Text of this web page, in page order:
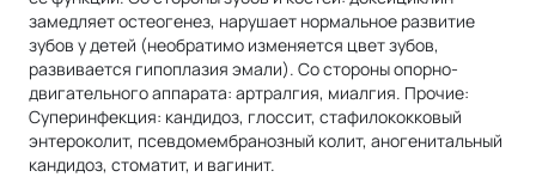
замедляет остеогенез, нарушает нормальное развитие
зубов у детей (необратимо изменяется цвет зубов,
развивается гипоплазия эмали). Со стороны опорно-
двигательного аппарата: артралгия, миалгия. Прочие:
Суперинфекция: кандидоз, глоссит, стафилококковый
энтероколит, псевдомембранозный колит, аногенитальный
кандидоз, стоматит, и вагинит.